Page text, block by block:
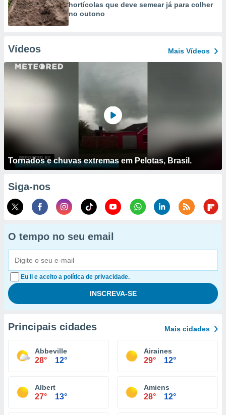
hortícolas que deve semear já para colher
no outono
Vídeos Mais Vídeos
Tornados e chuvas extremas em Pelotas, Brasil.
Siga-nos
O tempo no seu email
Eu li e aceito a política de privacidade.
Principais cidades Mais cidades
Abbeville
28° 12°
Airaines
29° 12°
Albert
27° 13°
Amiens
28° 12°